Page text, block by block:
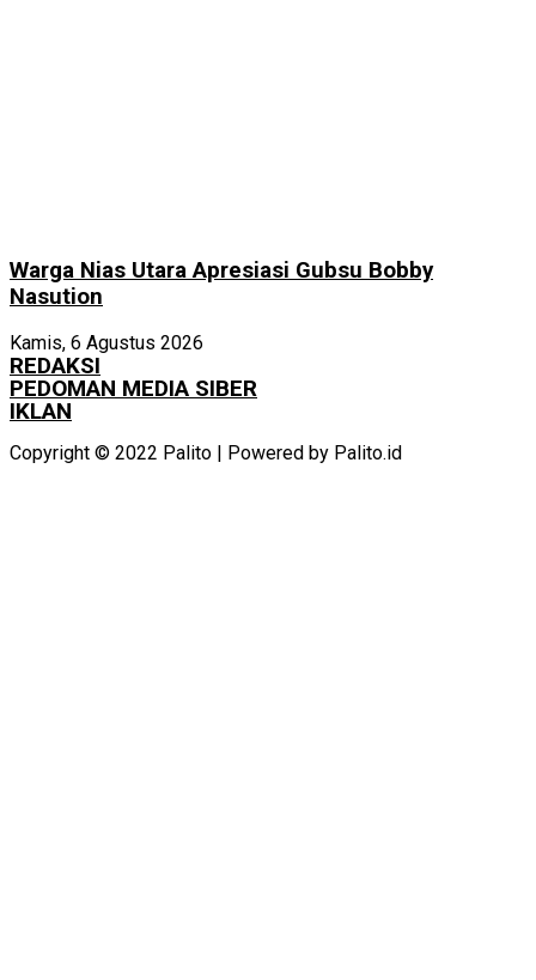
Warga Nias Utara Apresiasi Gubsu Bobby
Nasution
Kamis, 6 Agustus 2026
REDAKSI
PEDOMAN MEDIA SIBER
IKLAN
Copyright © 2022 Palito | Powered by Palito.id